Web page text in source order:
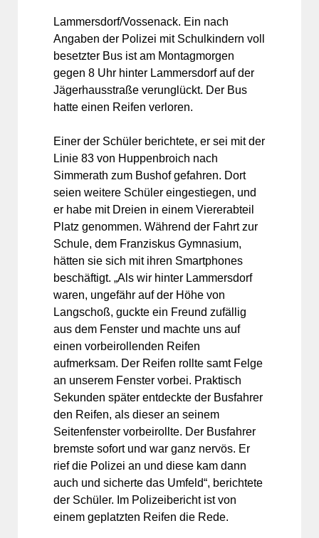
Lammersdorf/Vossenack. Ein nach
Angaben der Polizei mit Schulkindern voll
besetzter Bus ist am Montagmorgen
gegen 8 Uhr hinter Lammersdorf auf der
Jägerhausstraße verunglückt. Der Bus
hatte einen Reifen verloren.
Einer der Schüler berichtete, er sei mit der
Linie 83 von Huppenbroich nach
Simmerath zum Bushof gefahren. Dort
seien weitere Schüler eingestiegen, und
er habe mit Dreien in einem Viererabteil
Platz genommen. Während der Fahrt zur
Schule, dem Franziskus Gymnasium,
hätten sie sich mit ihren Smartphones
beschäftigt. „Als wir hinter Lammersdorf
waren, ungefähr auf der Höhe von
Langschoß, guckte ein Freund zufällig
aus dem Fenster und machte uns auf
einen vorbeirollenden Reifen
aufmerksam. Der Reifen rollte samt Felge
an unserem Fenster vorbei. Praktisch
Sekunden später entdeckte der Busfahrer
den Reifen, als dieser an seinem
Seitenfenster vorbeirollte. Der Busfahrer
bremste sofort und war ganz nervös. Er
rief die Polizei an und diese kam dann
auch und sicherte das Umfeld“, berichtete
der Schüler. Im Polizeibericht ist von
einem geplatzten Reifen die Rede.